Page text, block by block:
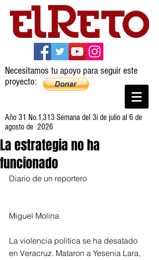
Necesitamos tu apoyo para seguir este
proyecto:
Año 31 No.1,313 Semana del 3i de julio al 6 de
agosto de 2026
La estrategia no ha
funcionado
Diario de un reportero
Miguel Molina
La violencia política se ha desatado
en Veracruz. Mataron a Yesenia Lara,